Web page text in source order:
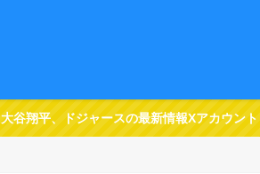
大谷翔平、ドジャースの最新情報Xアカウント